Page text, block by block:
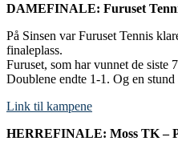
DAMEFINALE: Furuset
På Sinsen var Furuset Tennis
finaleplass.
Furuset, som har vunnet de siste
Doublene endte 1-1. Og en
Link til kampene
HERREFINALE: Moss TK –